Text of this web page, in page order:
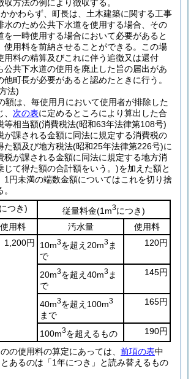
収方法の例により徴収する。
かわらず、町長は、土木建築に関する工事
水のため公共下水道を使用する場合、その
を一時使用する場合において必要があると
用料を前納させることができる。
この場
用料の精算及びこれに伴う追徴又は還付
公共下水道の使用を廃止した旨の届出があ
他町長が必要があると認めたときに行う。
法)
額は、毎使用月において使用者が排除した
次の表に定めるところにより算出した合
等相当額(消費税法(昭和63年法律第108号)
が課される金額に同法に規定する消費税の
た額及び地方税法(昭和25年法律第226号)に
税が課される金額に同法に規定する地方消
じて得た額の合計額をいう。)を加えた額と
1円未満の端数金額についてはこれを切り捨
つき) 従量料金(1m3につき)
使用料 汚水量
使用料
1,200円 10m3を超え20m3 ま
で
120円
20m3を超え40m3 ま
で
145円
40m3を超え100m3
まで
165円
100m3を超えるもの 190円
の使用料の算定にあっては、 前項の表中
とあるのは「1年につき」と読み替えるもの